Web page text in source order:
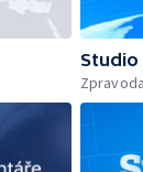
Studio